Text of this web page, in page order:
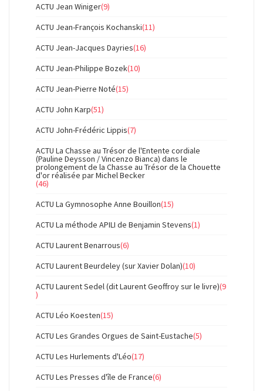
ACTU Jean Winiger(9)
ACTU Jean-François Kochanski(11)
ACTU Jean-Jacques Dayries(16)
ACTU Jean-Philippe Bozek(10)
ACTU Jean-Pierre Noté(15)
ACTU John Karp(51)
ACTU John-Frédéric Lippis(7)
ACTU La Chasse au Trésor de l'Entente cordiale
(Pauline Deysson / Vincenzo Bianca) dans le
prolongement de la Chasse au Trésor de la Chouette
d'or réalisée par Michel Becker
(46)
ACTU La Gymnosophe Anne Bouillon(15)
ACTU La méthode APILI de Benjamin Stevens(1)
ACTU Laurent Benarrous(6)
ACTU Laurent Beurdeley (sur Xavier Dolan)(10)
ACTU Laurent Sedel (dit Laurent Geoffroy sur le livre)(9
)
ACTU Léo Koesten(15)
ACTU Les Grandes Orgues de Saint-Eustache(5)
ACTU Les Hurlements d'Léo(17)
ACTU Les Presses d'île de France(6)